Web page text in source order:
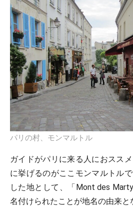
パリの村、モンマルトル
ガイドがパリに来る人におスス
に挙げるのがここモンマルトル
した地として、「Mont des
名付けられたことが地名の由来と